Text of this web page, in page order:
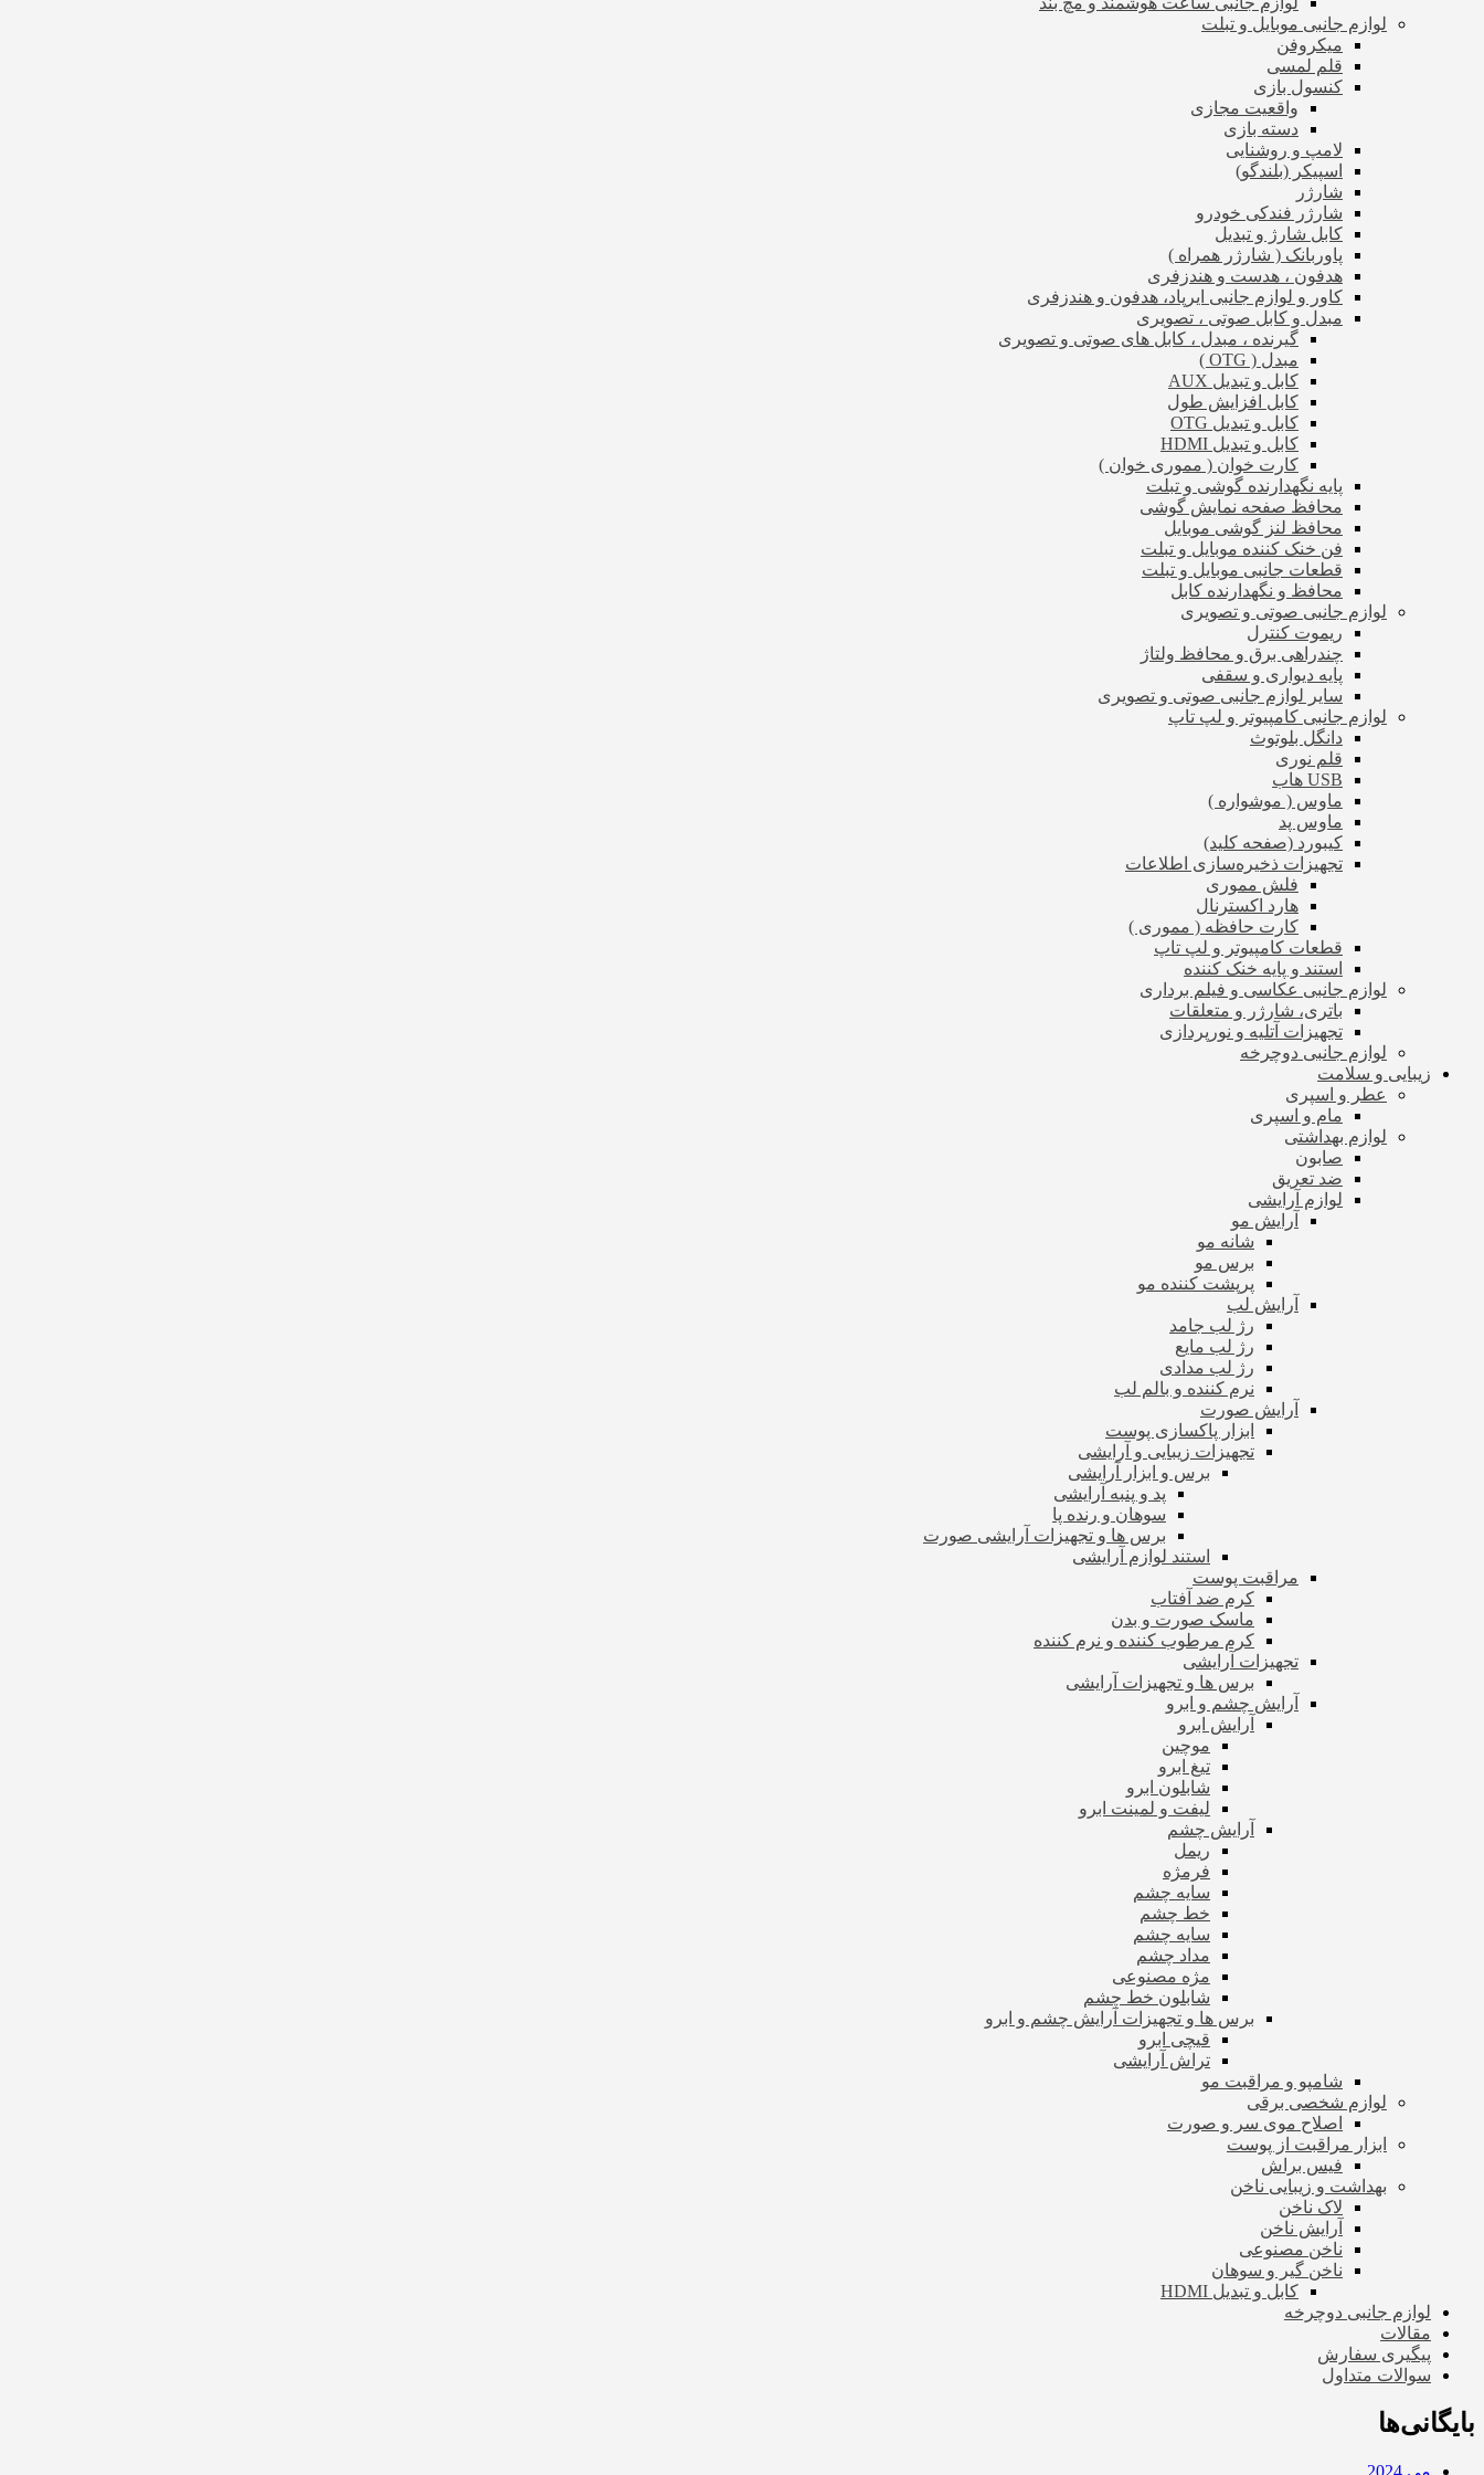
لوازم جانبی موبایل و تبلت
میکروفن
قلم لمسی
کنسول بازی
واقعیت مجازی
دسته بازی
لامپ و روشنایی
اسپیکر (بلندگو)
شارژر
شارژر فندکی خودرو
کابل شارژ و تبدیل
پاوربانک ( شارژر همراه )
هدفون ، هدست و هندزفری
کاور و لوازم جانبی ایرپاد، هدفون و هندزفری
مبدل و کابل صوتی ، تصویری
گیرنده ، مبدل ، کابل های صوتی و تصویری
مبدل ( OTG )
کابل و تبدیل AUX
کابل افزایش طول
کابل و تبدیل OTG
کابل و تبدیل HDMI
کارت خوان ( مموری خوان )
پایه نگهدارنده گوشی و تبلت
محافظ صفحه نمایش گوشی
محافظ لنز گوشی موبایل
فن خنک کننده موبایل و تبلت
قطعات جانبی موبایل و تبلت
محافظ و نگهدارنده کابل
لوازم جانبی صوتی و تصویری
ریموت کنترل
چندراهی برق و محافظ ولتاژ
پایه دیواری و سقفی
سایر لوازم جانبی صوتی و تصویری
لوازم جانبی کامپیوتر و لپ تاپ
دانگل بلوتوث
قلم نوری
USB هاب
ماوس ( موشواره )
ماوس پد
کیبورد (صفحه کلید)
تجهیزات ذخیره‌سازی اطلاعات
فلش مموری
هارد اکسترنال
کارت حافظه ( مموری )
قطعات کامپیوتر و لپ تاپ
استند و پایه خنک کننده
لوازم جانبی عکاسی و فیلم برداری
باتری، شارژر و متعلقات
تجهیزات آتلیه و نورپردازی
لوازم جانبی دوچرخه
زیبایی و سلامت
عطر و اسپری
مام و اسپری
لوازم بهداشتی
صابون
ضد تعریق
لوازم آرایشی
آرایش مو
شانه مو
برس مو
پرپشت کننده مو
آرایش لب
رژ لب جامد
رژ لب مایع
رژ لب مدادی
نرم کننده و بالم لب
آرایش صورت
ابزار پاکسازی پوست
تجهیزات زیبایی و آرایشی
برس و ابزار آرایشی
پد و پنبه آرایشی
سوهان و رنده پا
برس ها و تجهیزات آرایشی صورت
استند لوازم آرایشی
مراقبت پوست
کرم ضد آفتاب
ماسک صورت و بدن
کرم مرطوب کننده و نرم کننده
تجهیزات آرایشی
برس ها و تجهیزات آرایشی
آرایش چشم و ابرو
آرایش ابرو
موچین
تیغ ابرو
شابلون ابرو
لیفت و لمینت ابرو
آرایش چشم
ریمل
فرمژه
سایه چشم
خط چشم
سایه چشم
مداد چشم
مژه مصنوعی
شابلون خط چشم
برس ها و تجهیزات آرایش چشم و ابرو
قیچی ابرو
تراش آرایشی
شامپو و مراقبت مو
لوازم شخصی برقی
اصلاح موی سر و صورت
ابزار مراقبت از پوست
فیس براش
بهداشت و زیبایی ناخن
لاک ناخن
آرایش ناخن
ناخن مصنوعی
ناخن گیر و سوهان
کابل و تبدیل HDMI
لوازم جانبی دوچرخه
مقالات
پیگیری سفارش
سوالات متداول
بایگانی‌ها
می 2024